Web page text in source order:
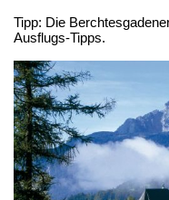
Tipp: Die
Ausflugs-Tipps.